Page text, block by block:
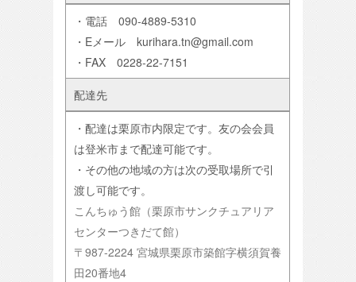
・電話 090-4889-5310
・Eメール kurihara.tn@gmail.com
・FAX 0228-22-7151
配達先
・配達は栗原市内限定です。友の会会員
は登米市まで配達可能です。
・その他の地域の方は次の受取場所で引
渡し可能です。
こんちゅう館（栗原市サンクチュアリア
センターつきだて館）
〒987-2224 宮城県栗原市築館字横須賀養
田20番地4